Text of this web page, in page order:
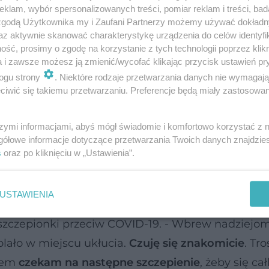
wirusolog z Warszawskiego
zaznaczył, że jest to„słuszna polityka”. -
przeszła je skąpo-objawowo lub
jest słabo nasilona i
– tłumaczył.
przeciw
. Sam
przeciw COVID-19. - Wbrew
w miejscu ukłucia. Czuję się znakomicie.
czekam na następne szczepienie, żeby się
wybór spersonalizowanych treści, pomiar reklam i treści,
Użytkownika my i Zaufani Partnerzy możemy używać
aktywnie skanować charakterystykę urządzenia do celów
prosimy o zgodę na korzystanie z tych technologii poprzez
i zawsze możesz ją zmienić/wycofać klikając przycisk ustawień
strony
. Niektóre rodzaje przetwarzania danych nie
się takiemu przetwarzaniu. Preferencje będą miały
informacjami, abyś mógł świadomie i komfortowo korzystać z
informacje dotyczące przetwarzania Twoich danych
oraz po kliknięciu w „Ustawienia”.
USTAWIENIA